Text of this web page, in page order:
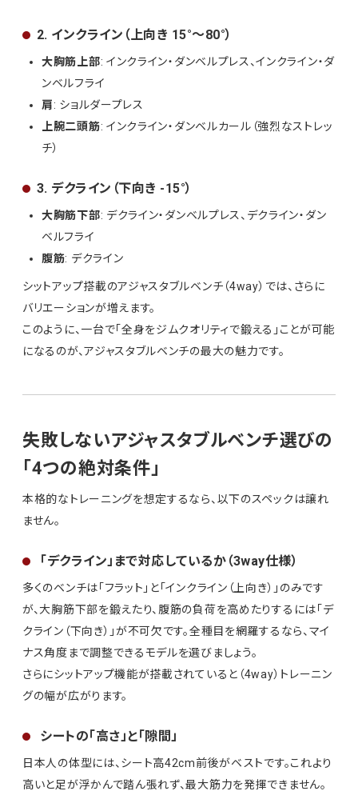
2. インクライン（上向き 15°〜80°）
大胸筋上部: インクライン・ダンベルプレス、インクライン・ダ
ンベルフライ
肩: ショルダープレス
上腕二頭筋: インクライン・ダンベルカール（強烈なストレッ
チ）
3. デクライン（下向き -15°）
大胸筋下部: デクライン・ダンベルプレス、デクライン・ダン
ベルフライ
腹筋: デクライン
シットアップ搭載のアジャスタブルベンチ（4way）では、さらに
バリエーションが増えます。
このように、一台で「全身をジムクオリティで鍛える」ことが可能
になるのが、アジャスタブルベンチの最大の魅力です。
失敗しないアジャスタブルベンチ選びの
「4つの絶対条件」
本格的なトレーニングを想定するなら、以下のスペックは譲れ
ません。
「デクライン」まで対応しているか（3way仕様）
多くのベンチは「フラット」と「インクライン（上向き）」のみです
が、大胸筋下部を鍛えたり、腹筋の負荷を高めたりするには「デ
クライン（下向き）」が不可欠です。全種目を網羅するなら、マイ
ナス角度まで調整できるモデルを選びましょう。
さらにシットアップ機能が搭載されていると（4way）トレーニン
グの幅が広がります。
シートの「高さ」と「隙間」
日本人の体型には、シート高42cm前後がベストです。これより
高いと足が浮かんで踏ん張れず、最大筋力を発揮できません。